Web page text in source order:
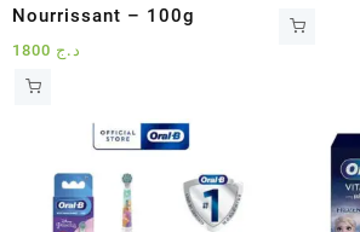
Nourrissant – 100g
د.ج